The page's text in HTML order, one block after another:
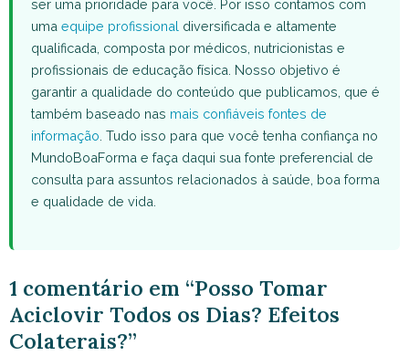
ser uma prioridade para você. Por isso contamos com
uma equipe profissional diversificada e altamente
qualificada, composta por médicos, nutricionistas e
profissionais de educação física. Nosso objetivo é
garantir a qualidade do conteúdo que publicamos, que é
também baseado nas mais confiáveis fontes de
informação . Tudo isso para que você tenha confiança no
MundoBoaForma e faça daqui sua fonte preferencial de
consulta para assuntos relacionados à saúde, boa forma
e qualidade de vida.
1 comentário em “Posso Tomar
Aciclovir Todos os Dias? Efeitos
Colaterais?”